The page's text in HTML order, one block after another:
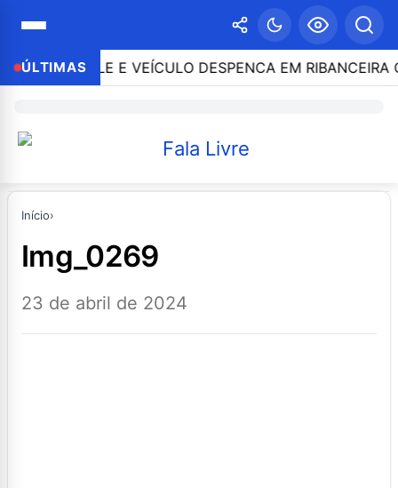
ÚLTIMAS E VEÍCULO DESPENCA EM RIBANCEIRA
Início›
img_0269
23 de abril de 2024